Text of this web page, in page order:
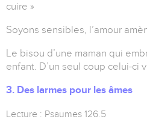
cuire »
Soyons sensibles, l’amour
Le bisou d’une maman qui
enfant. D’un seul coup celui-ci
3. Des larmes pour les âmes
Lecture : Psaumes 126.5